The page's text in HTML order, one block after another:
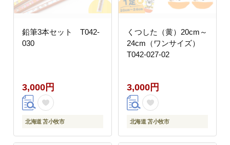
鉛筆3本セット T042-
030
3,000円
北海道 苫小牧市
くつした（黄）20cm～
24cm（ワンサイズ）
T042-027-02
3,000円
北海道 苫小牧市